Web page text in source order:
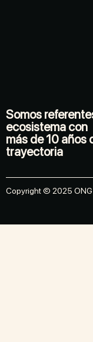
Somos
ecosistema con
más de 10 años
trayectoria
Copyright © 2025